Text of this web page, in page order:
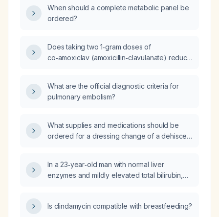
When should a complete metabolic panel be
ordered?
Does taking two 1‑gram doses of
co‑amoxiclav (amoxicillin‑clavulanate) reduce
What are the official diagnostic criteria for
pulmonary embolism?
What supplies and medications should be
ordered for a dressing change of a dehisced
In a 23‑year‑old man with normal liver
enzymes and mildly elevated total bilirubin,
first?
Is clindamycin compatible with breastfeeding?